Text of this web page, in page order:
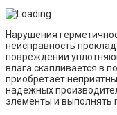
Нарушения
неисправность
повреждении
влага скапливается в
приобретает
надежных
элементы и выполнять